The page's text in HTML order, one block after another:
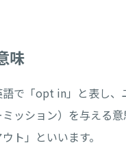
味
語で「opt in」と表し
ッション）を与える
ト」といいます。